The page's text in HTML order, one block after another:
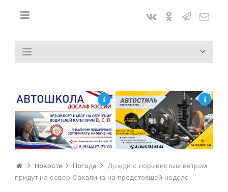
Новости Погода
Дожди с порывистым ветром
придут на север Сахалина на предстоящей неделе